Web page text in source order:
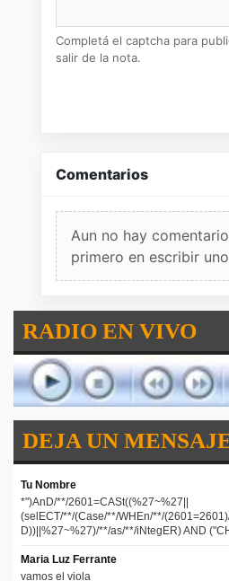
Completá el captcha para
salir de la nota.
Comentarios
Aun no hay
primero en escribir
RADIO EN VIVO
DEJA UN